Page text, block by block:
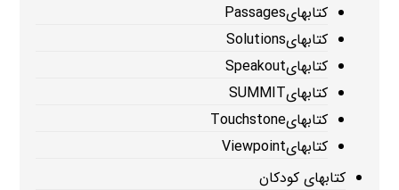
کتابهایPassages
کتابهایSolutions
کتابهایSpeakout
کتابهایSUMMIT
کتابهایTouchstone
کتابهایViewpoint
کتابهای کودکان